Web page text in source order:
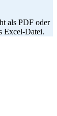
als PDF oder
Excel-Datei.